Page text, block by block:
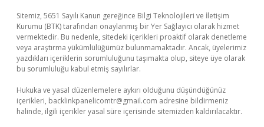
Sitemiz, 5651 Sayılı Kanun gereğince Bilgi Teknolojileri ve İletişim
Kurumu (BTK) tarafından onaylanmış bir Yer Sağlayıcı olarak hizmet
vermektedir. Bu nedenle, sitedeki içerikleri proaktif olarak denetleme
veya araştırma yükümlülüğümüz bulunmamaktadır. Ancak, üyelerimiz
yazdıkları içeriklerin sorumluluğunu taşımakta olup, siteye üye olarak
bu sorumluluğu kabul etmiş sayılırlar.
Hukuka ve yasal düzenlemelere aykırı olduğunu düşündüğünüz
içerikleri, backlinkpanelicomtr@gmail.com adresine bildirmeniz
halinde, ilgili içerikler yasal süre içerisinde sitemizden kaldırılacaktır.